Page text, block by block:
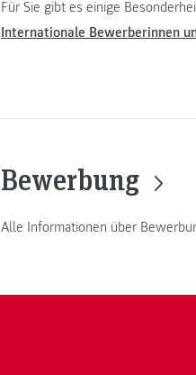
Für Sie gibt es einige
Internationale Bewerberinnen
Bewerbung
Alle Informationen über